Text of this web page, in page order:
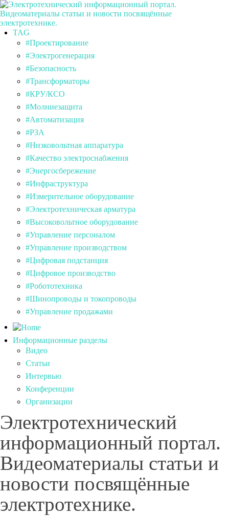
TAG
#Проектирование
#Электрогенерация
#Безопасность
#Трансформаторы
#КРУ/КСО
#Молниезащита
#Автоматизация
#РЗА
#Низковольтная аппаратура
#Качество электроснабжения
#Энергосбережение
#Инфраструктура
#Измерительное оборудование
#Электротехническая арматура
#Высоковольтное оборудование
#Управление персоналом
#Управление производством
#Цифровая подстанция
#Цифровое производство
#Робототехника
#Шинопроводы и токопроводы
#Управление продажами
Информационные разделы
Видео
Статьи
Интервью
Конференции
Организации
Электротехнический
информационный портал.
Видеоматериалы статьи и
новости посвящённые
электротехнике.